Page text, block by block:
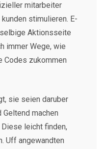
mitarbeiter
stimulieren. E-
Aktionsseite
immer Wege, wie
Codes zukommen
sie seien daruber
Geltend machen
leicht finden,
Uff angewandten